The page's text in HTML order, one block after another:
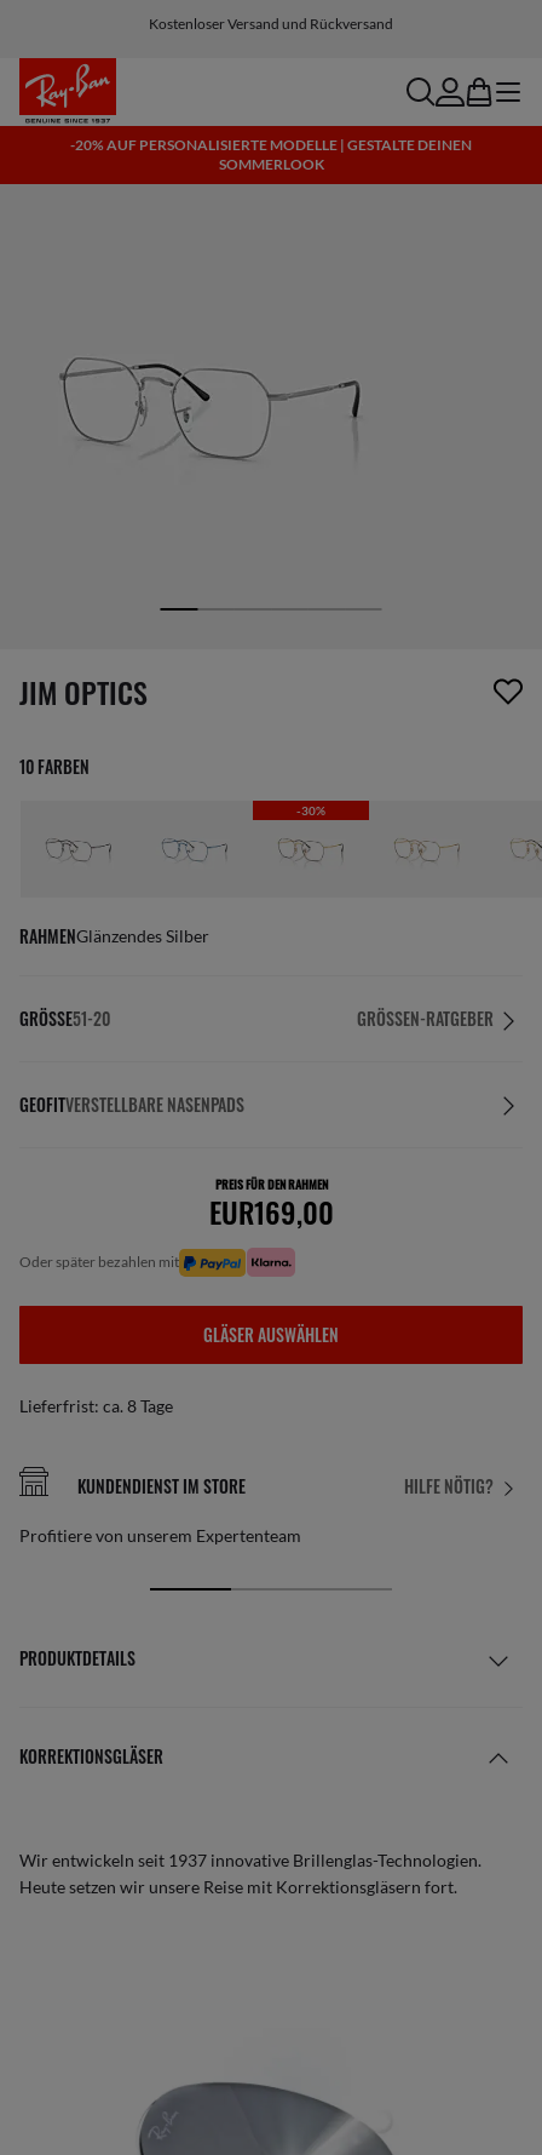
Kostenloser Versand und Rückversand
Wähle Klarna und PayPal für einfache und flexible Zahlungsoptionen
searchaccount
bag menu
-20% AUF PERSONALISIERTE MODELLE | GESTALTE DEINEN
SOMMERLOOK
1 Artikel wurde von deiner Wunschliste entfernt
JIM OPTICS
10 FARBEN
-30%
RAHMENGlänzendes Silber
GRÖSSE51-20 GRÖSSEN-RATGEBER
GEOFITVERSTELLBARE NASENPADS
PREIS FÜR DEN RAHMEN
EUR169,00
oder später bezahlen mit
GLÄSER AUSWÄHLEN
Lieferfrist: ca. 8 Tage
HILFE NÖTIG?
KUNDENDIENST IM STORE
Profitiere von unserem Expertenteam
PRODUKTDETAILS
KORREKTIONSGLÄSER
Wir entwickeln seit 1937 innovative Brillenglas-Technologien.
Heute setzen wir unsere Reise mit Korrektionsgläsern fort.